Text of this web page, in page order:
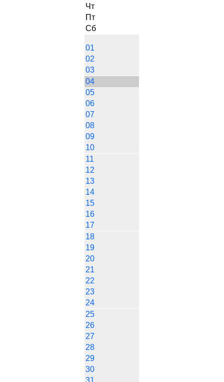
Чт
Пт
Сб
01
02
03
04
05
06
07
08
09
10
11
12
13
14
15
16
17
18
19
20
21
22
23
24
25
26
27
28
29
30
31